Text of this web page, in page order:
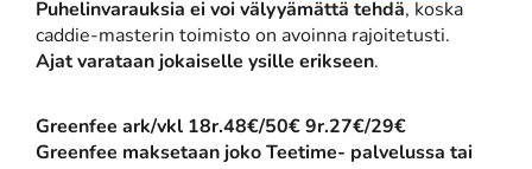
Puhelinvarauksia ei voi välyyämättä tehdä, koska
caddie-masterin toimisto on avoinna rajoitetusti.
Ajat varataan jokaiselle ysille erikseen.
Greenfee ark/vkl 18r.48€/50€ 9r.27€/29€
Greenfee maksetaan joko Teetime- palvelussa tai